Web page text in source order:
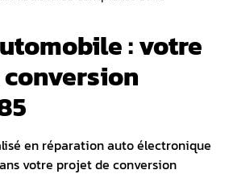
: votre
en réparation auto électronique
votre projet de conversion